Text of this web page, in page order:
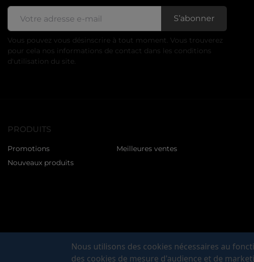
S’abonner
Vous pouvez vous désinscrire à tout moment. Vous trouverez
pour cela nos informations de contact dans les conditions
d'utilisation du site.
PRODUITS
Promotions
Nouveaux produits
Meilleures ventes
Nous utilisons des cookies nécessaires au
des cookies de mesure d'audience et de